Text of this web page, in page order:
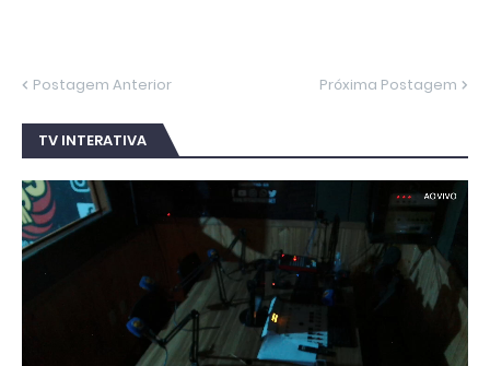
Postagem Anterior Próxima Postagem
TV INTERATIVA